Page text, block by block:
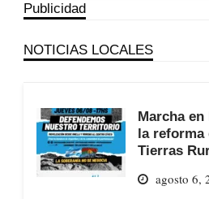
Publicidad
NOTICIAS LOCALES
Marcha
la reforma
Tierras
agosto 6,